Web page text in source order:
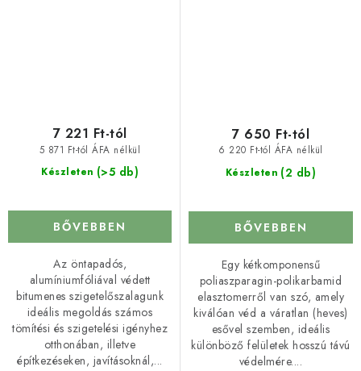
Készleten (>5 db)
5 871 Ft-tól ÁFA nélkül
7 221 Ft-tól
BŐVEBBEN
Az öntapadós,
alumíniumfóliával védett
bitumenes szigetelőszalagunk
ideális megoldás számos
tömítési és szigetelési igényhez
otthonában, illetve
építkezéseken, javításoknál,...
Készleten (2 db)
6 220 Ft-tól ÁFA nélkül
7 650 Ft-tól
BŐVEBBEN
Egy kétkomponensű
poliaszparagin-polikarbamid
elasztomerről van szó, amely
kiválóan véd a váratlan (heves)
esővel szemben, ideális
különböző felületek hosszú távú
védelmére....